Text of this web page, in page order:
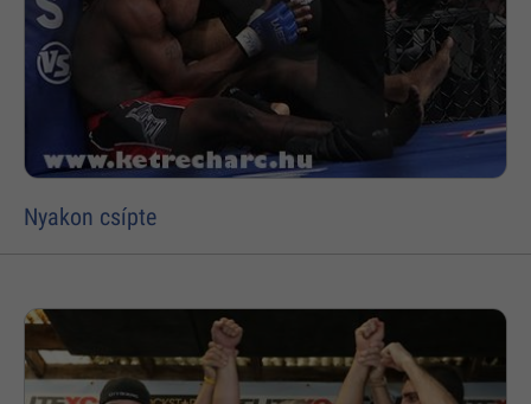
Nyakon csípte